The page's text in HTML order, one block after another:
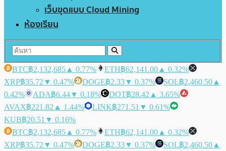
เว็บขุดแบบ Cloud Mining
ห้องเรียน
BTC฿2,132,685 ▲ 0.77% ETH฿62,141.00 ▲ 0.32%
XRP฿35.72 ▼ 0.47% DOGE฿2.33▼ 0.37% SOL฿2,460.50 ▲
0.42%
ADA฿6.44▼ 0.18% DOT฿28.42 ▲ 3.65%
AVAX฿221.82 ▲ 1.44% LINK฿271.51 ▼ 0.61%
KUB฿20.51 ▼ 0.16%
BTC฿2,132,685 ▲ 0.77% ETH฿62,141.00 ▲ 0.32%
XRP฿35.72 ▼ 0.47% DOGE฿2.33▼ 0.37% SOL฿2,460.50 ▲